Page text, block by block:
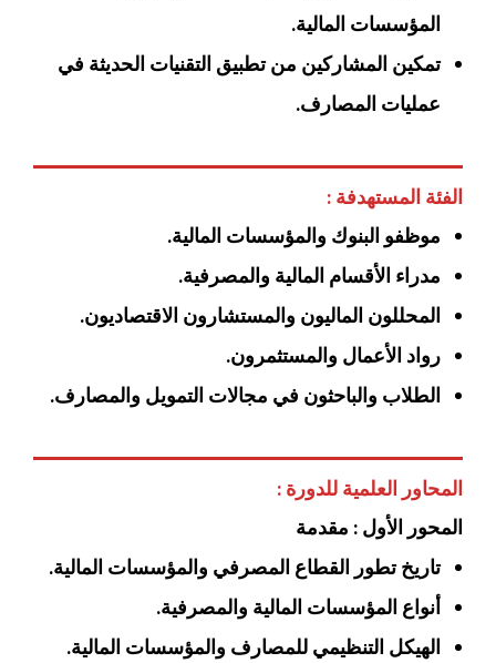
المؤسسات المالية.
تمكين المشاركين من تطبيق التقنيات الحديثة في
عمليات المصارف.
الفئة المستهدفة :
موظفو البنوك والمؤسسات المالية.
مدراء الأقسام المالية والمصرفية.
المحللون الماليون والمستشارون الاقتصاديون.
رواد الأعمال والمستثمرون.
الطلاب والباحثون في مجالات التمويل والمصارف.
المحاور العلمية للدورة :
المحور الأول : مقدمة
تاريخ تطور القطاع المصرفي والمؤسسات المالية.
أنواع المؤسسات المالية والمصرفية.
الهيكل التنظيمي للمصارف والمؤسسات المالية.